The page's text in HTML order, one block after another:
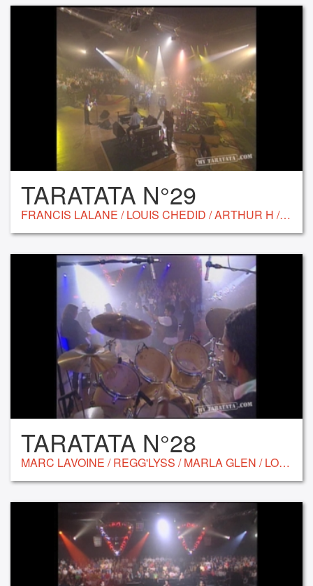
TARATATA N°29
FRANCIS LALANE / LOUIS CHEDID / ARTHUR H / KHALED / JOHNNY CLEGG AND SAVUKA / ROMANE BOHRINGER
TARATATA N°28
MARC LAVOINE / REGG'LYSS / MARLA GLEN / LOUIS BERTIGNAC / MATHILDA MAY / FRANÇOIS CLUZET